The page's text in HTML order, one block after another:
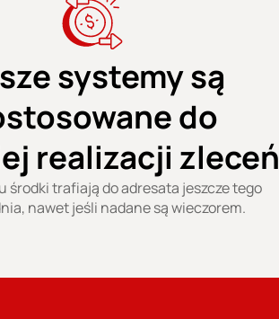
systemy są
do
realizacji zleceń
środki trafiają do adresata jeszcze tego
nawet jeśli nadane są wieczorem.